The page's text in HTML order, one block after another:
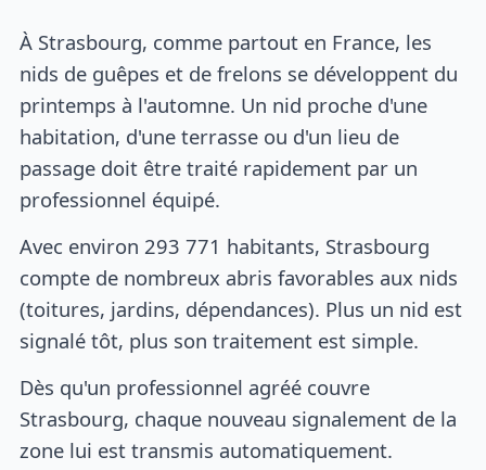
À Strasbourg, comme partout en France, les
nids de guêpes et de frelons se développent du
printemps à l'automne. Un nid proche d'une
habitation, d'une terrasse ou d'un lieu de
passage doit être traité rapidement par un
professionnel équipé.
Avec environ 293 771 habitants, Strasbourg
compte de nombreux abris favorables aux nids
(toitures, jardins, dépendances). Plus un nid est
signalé tôt, plus son traitement est simple.
Dès qu'un professionnel agréé couvre
Strasbourg, chaque nouveau signalement de la
zone lui est transmis automatiquement.